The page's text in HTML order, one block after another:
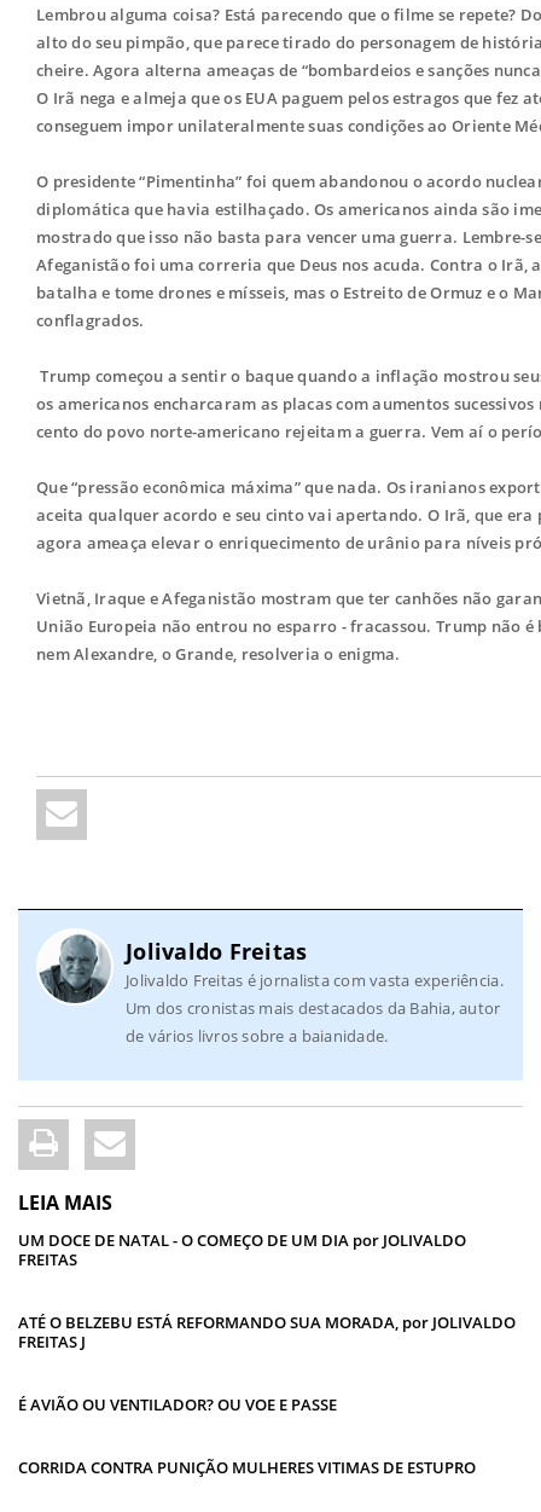
Lembrou alguma coisa? Está parecendo que o filme se
alto do seu pimpão, que parece tirado do personagem de
cheire. Agora alterna ameaças de “bombardeios e sanções
O Irã nega e almeja que os EUA paguem pelos estragos que
conseguem impor unilateralmente suas condições ao Oriente
O presidente “Pimentinha” foi quem abandonou o acordo
diplomática que havia estilhaçado. Os americanos ainda são
mostrado que isso não basta para vencer uma guerra. Lembre-
Afeganistão foi uma correria que Deus nos acuda. Contra o
batalha e tome drones e mísseis, mas o Estreito de Ormuz e o
conflagrados.
Trump começou a sentir o baque quando a inflação mostrou
os americanos encharcaram as placas com aumentos
cento do povo norte-americano rejeitam a guerra. Vem aí o
Que “pressão econômica máxima” que nada. Os iranianos
aceita qualquer acordo e seu cinto vai apertando. O Irã, que
agora ameaça elevar o enriquecimento de urânio para níveis
Vietnã, Iraque e Afeganistão mostram que ter canhões não
União Europeia não entrou no esparro - fracassou. Trump não
nem Alexandre, o Grande, resolveria o enigma.
Jolivaldo Freitas
Jolivaldo Freitas é jornalista com vasta experiência.
Um dos cronistas mais destacados da Bahia, autor
de vários livros sobre a baianidade.
LEIA MAIS
UM DOCE DE NATAL - O COMEÇO DE UM DIA por JOLIVALDO
FREITAS
ATÉ O BELZEBU ESTÁ REFORMANDO SUA MORADA, por JOLIVALDO
FREITAS J
É AVIÃO OU VENTILADOR? OU VOE E PASSE
CORRIDA CONTRA PUNIÇÃO MULHERES VITIMAS DE ESTUPRO